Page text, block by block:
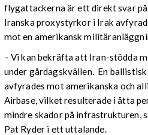
flygattackerna är ett direkt svar
Iranska proxystyrkor i Irak
mot en amerikansk
– Vi kan bekräfta att Iran-stödda
under gårdagskvällen. En
avfyrades mot amerikanska och
Airbase, vilket resulterade i åtta
mindre skador på infrastrukturen,
Pat Ryder i ett uttalande.